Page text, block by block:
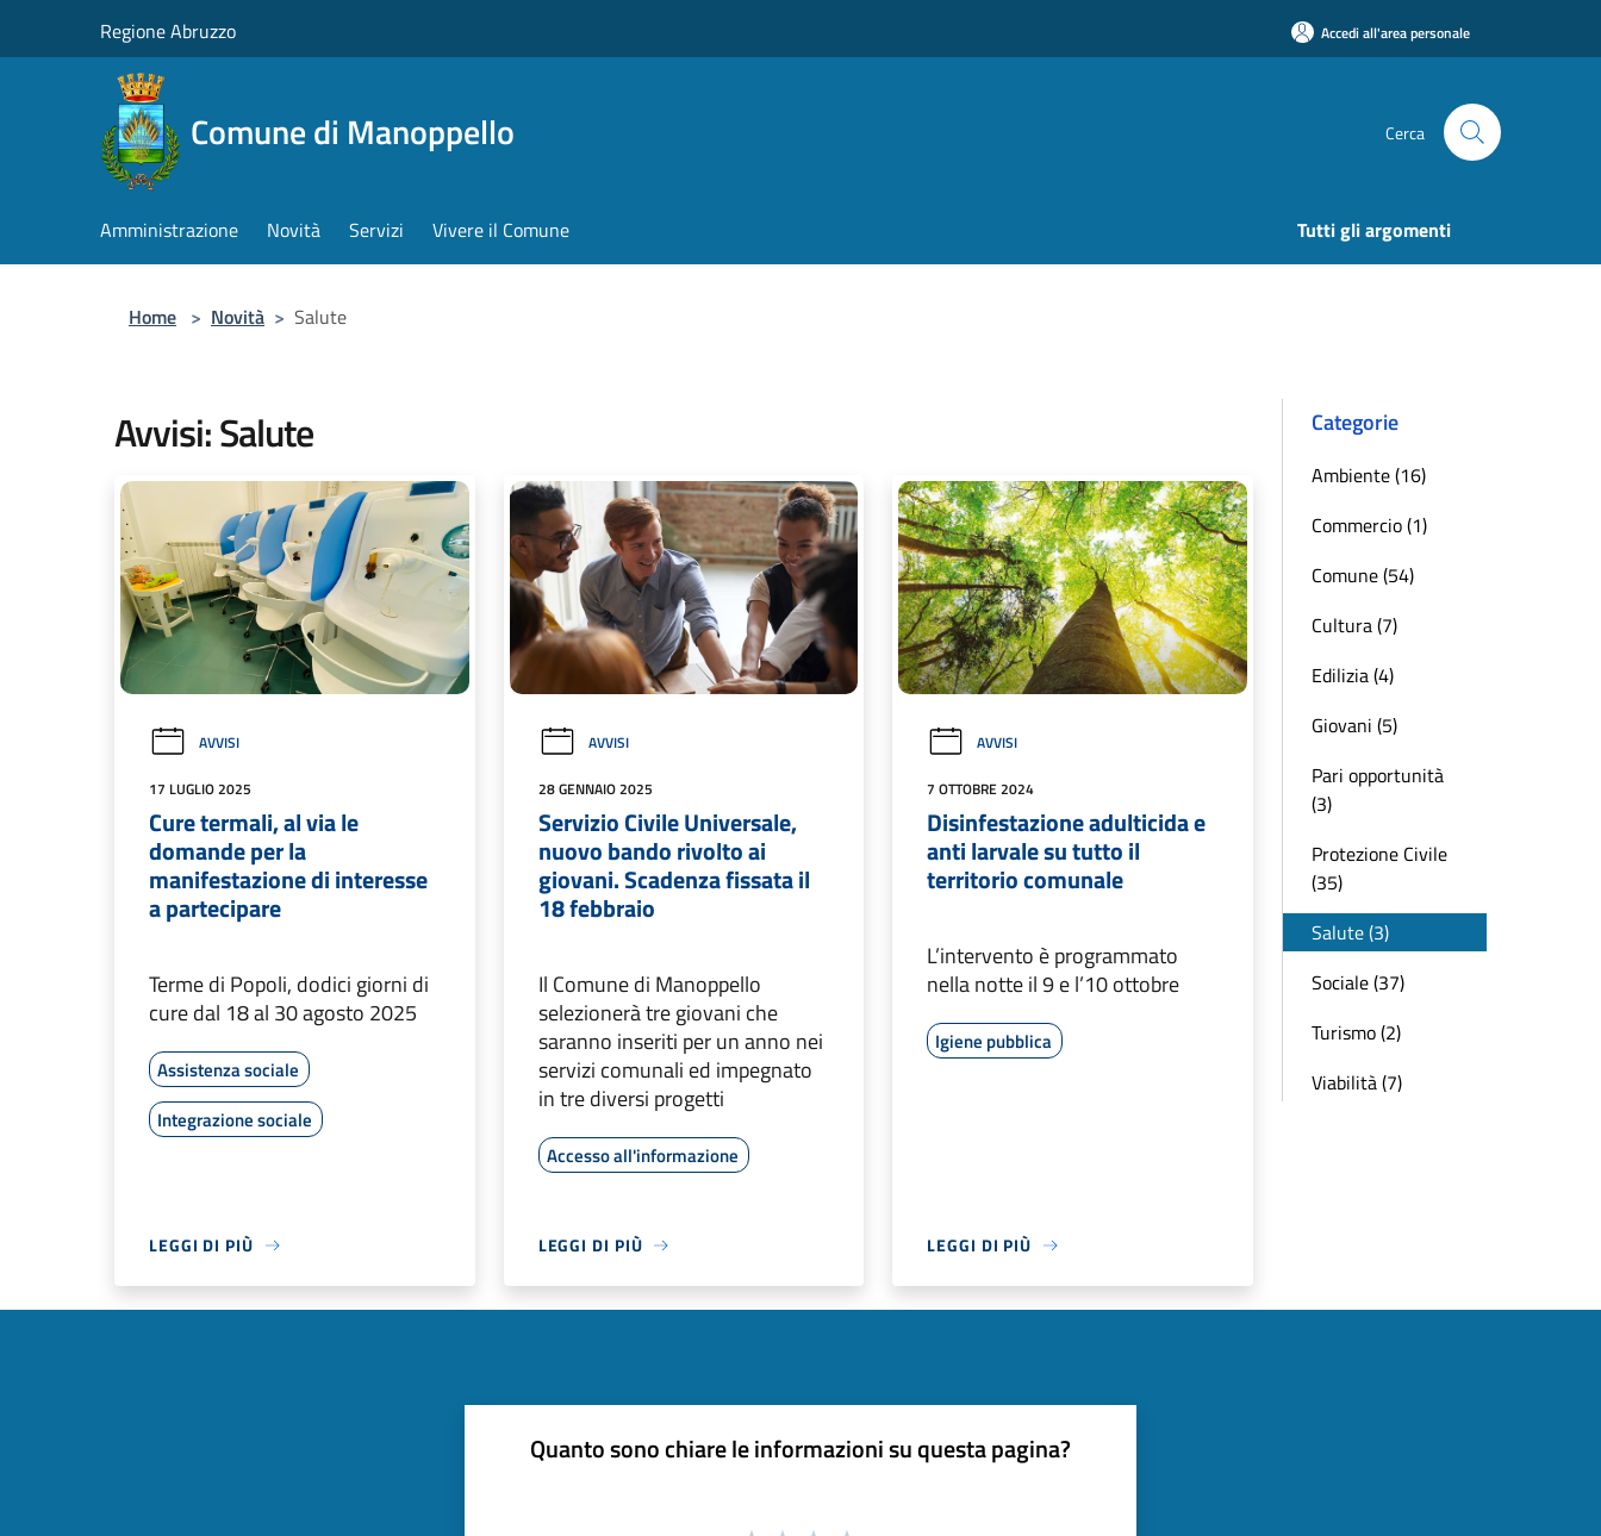
Regione Abruzzo Accedi all'area personale
Comune di Manoppello Cerca
Amministrazione Novità Servizi Vivere il Comune Tutti gli argomenti
Home > Novità > Salute
Avvisi: Salute
AVVISI
17 LUGLIO 2025
Cure termali, al via le
domande per la
manifestazione di interesse
a partecipare
Terme di Popoli, dodici giorni di
cure dal 18 al 30 agosto 2025
Assistenza sociale
Integrazione sociale
LEGGI DI PIÙ
AVVISI
28 GENNAIO 2025
Servizio Civile Universale,
nuovo bando rivolto ai
giovani. Scadenza fissata il
18 febbraio
Il Comune di Manoppello
selezionerà tre giovani che
saranno inseriti per un anno nei
servizi comunali ed impegnato
in tre diversi progetti
Accesso all'informazione
LEGGI DI PIÙ
AVVISI
7 OTTOBRE 2024
Disinfestazione adulticida e
anti larvale su tutto il
territorio comunale
L’intervento è programmato
nella notte il 9 e l’10 ottobre
Igiene pubblica
LEGGI DI PIÙ
Categorie
Ambiente (16)
Commercio (1)
Comune (54)
Cultura (7)
Edilizia (4)
Giovani (5)
Pari opportunità
(3)
Protezione Civile
(35)
Salute (3)
Sociale (37)
Turismo (2)
Viabilità (7)
Quanto sono chiare le informazioni su questa pagina?